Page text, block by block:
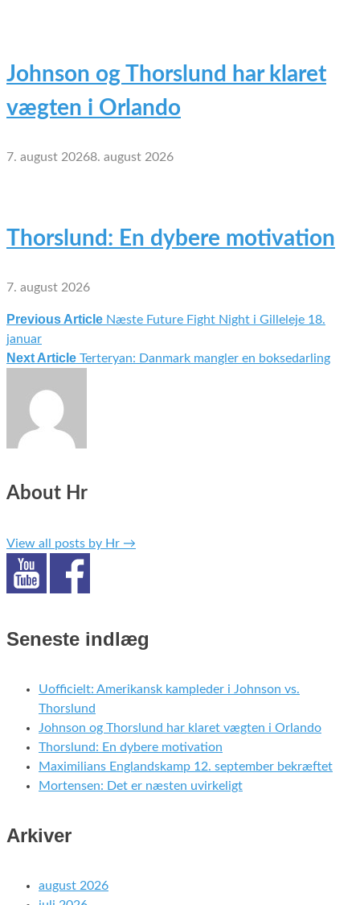
Johnson og Thorslund har klaret
vægten i Orlando
7. august 20268. august 2026
Thorslund: En dybere motivation
7. august 2026
Indlægsnavigation
Previous Article Næste Future Fight Night i Gilleleje 18.
januar
Next Article Terteryan: Danmark mangler en boksedarling
About Hr
View all posts by Hr →
Seneste indlæg
Uofficielt: Amerikansk kampleder i Johnson vs.
Thorslund
Johnson og Thorslund har klaret vægten i Orlando
Thorslund: En dybere motivation
Maximilians Englandskamp 12. september bekræftet
Mortensen: Det er næsten uvirkeligt
Arkiver
august 2026